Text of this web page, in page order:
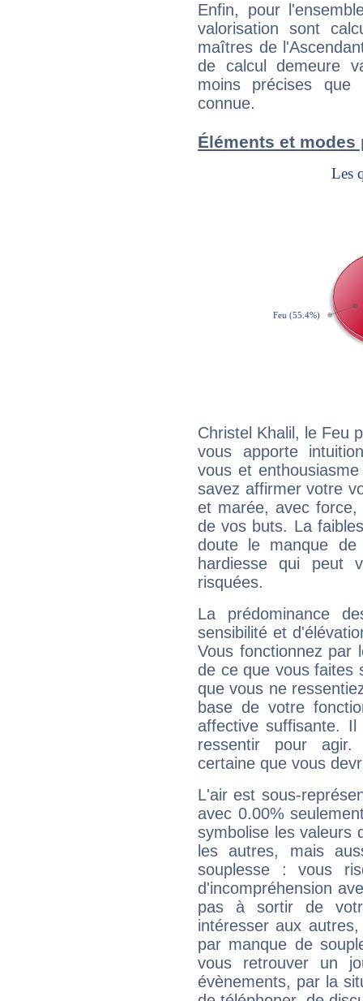
Enfin, pour
valorisation sont
maîtres de
de calcul demeure
moins précises que
connue.
Éléments et
Christel Khalil, le Feu
vous apporte
vous et
savez affirmer votre
et marée, avec
de vos buts. La
doute le manque
hardiesse qui peut
risquées.
La prédominance
sensibilité et
Vous fonctionnez
de ce que vous faites
que vous ne
base de votre
affective suffisante.
ressentir pour agir.
certaine que vous
L'air est sous-
avec 0.00%
symbolise les valeurs
les autres, mais
souplesse : vous
d'incompréhension
pas à sortir de
intéresser aux
par manque de
vous retrouver un
évènements, par la